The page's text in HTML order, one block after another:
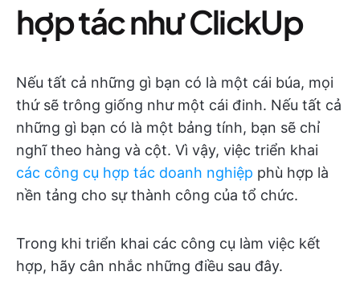
hợp tác như ClickUp
Nếu tất cả những gì bạn có là một cái búa, mọi
thứ sẽ trông giống như một cái đinh. Nếu tất cả
những gì bạn có là một bảng tính, bạn sẽ chỉ
nghĩ theo hàng và cột. Vì vậy, việc triển khai
các công cụ hợp tác doanh nghiệp phù hợp là
nền tảng cho sự thành công của tổ chức.
Trong khi triển khai các công cụ làm việc kết
hợp, hãy cân nhắc những điều sau đây.